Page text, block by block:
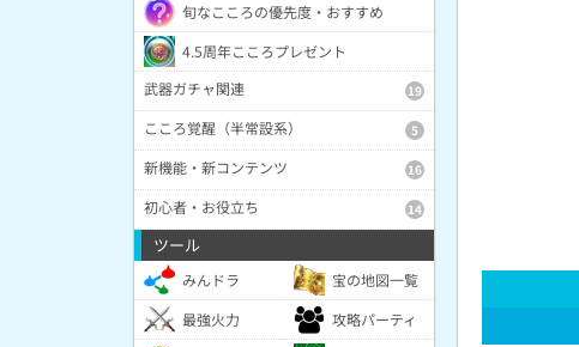
旬なこころの優先度・おすすめ
4.5周年こころプレゼント
武器ガチャ関連
19
こころ覚醒（半常設系） 5
新機能・新コンテンツ 16
初心者・お役立ち 14
ツール
みんドラ
宝の地図一覧
最強火力
攻略パーティ